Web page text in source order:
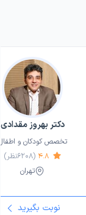
دکتر بهروز مقدادی
تخصص کودکان و
4.8
(
6208نظر)
تهران
نوبت بگیرید